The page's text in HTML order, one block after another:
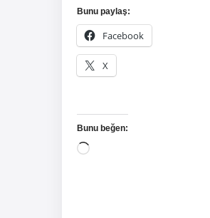
Bunu paylaş:
Facebook
X
Bunu beğen:
Yükleniyor...